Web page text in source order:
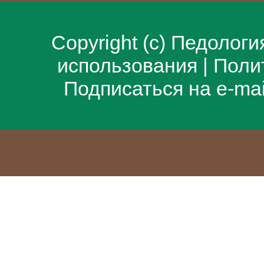
Сквозное развитие в
СКВОЗНОЕ РАЗВИТИЕ
МУЗЫКИ
9 симфония Дворжака
Анализ композиции
Copyright (c)
использования |
Подписаться на e-